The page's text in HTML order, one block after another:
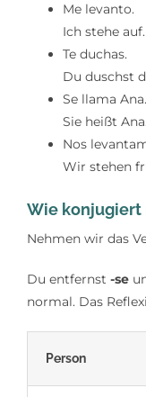
Me levanto.
Ich stehe auf.
Te duchas.
Du duschst
Se llama Ana.
Sie heißt Ana.
Nos
Wir stehen
Wie konjugiert
Nehmen wir das
Du entfernst -se
normal. Das
Person